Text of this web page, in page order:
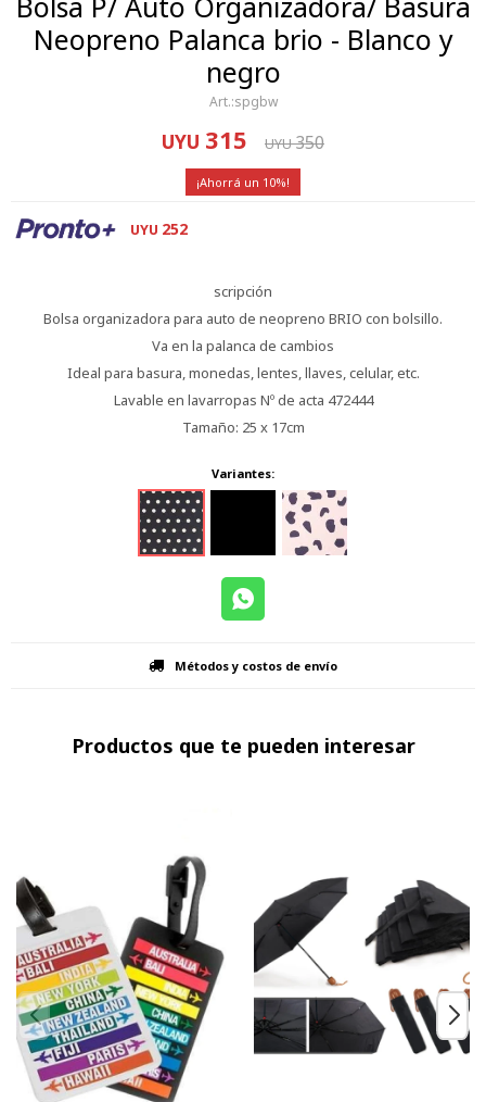
Neopreno Palanca brio - Blanco y
negro
spgbw
UYU 315 UYU350
10
UYU 252
scripción
Bolsa organizadora para auto de neopreno BRIO con bolsillo.
Va en la palanca de cambios
Ideal para basura, monedas, lentes, llaves, celular, etc.
Lavable en lavarropas Nº de acta 472444
Tamaño: 25 x 17cm
Variantes:
Métodos y costos de envío
Productos que te pueden interesar